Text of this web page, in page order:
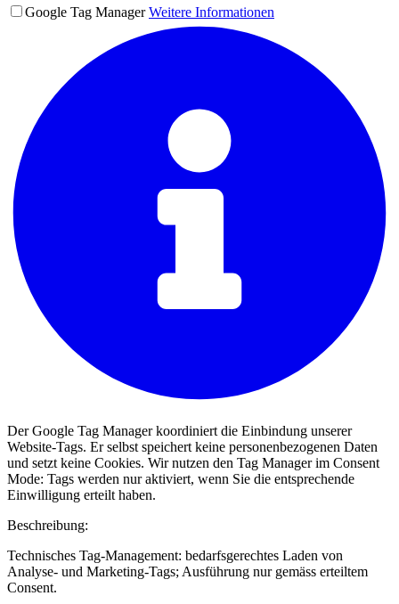
Google Tag Manager Weitere Informationen
Der Google Tag Manager koordiniert die Einbindung unserer
Website-Tags. Er selbst speichert keine personenbezogenen Daten
und setzt keine Cookies. Wir nutzen den Tag Manager im Consent
Mode: Tags werden nur aktiviert, wenn Sie die entsprechende
Einwilligung erteilt haben.
Beschreibung:
Technisches Tag-Management: bedarfsgerechtes Laden von
Analyse- und Marketing-Tags; Ausführung nur gemäss erteiltem
Consent.